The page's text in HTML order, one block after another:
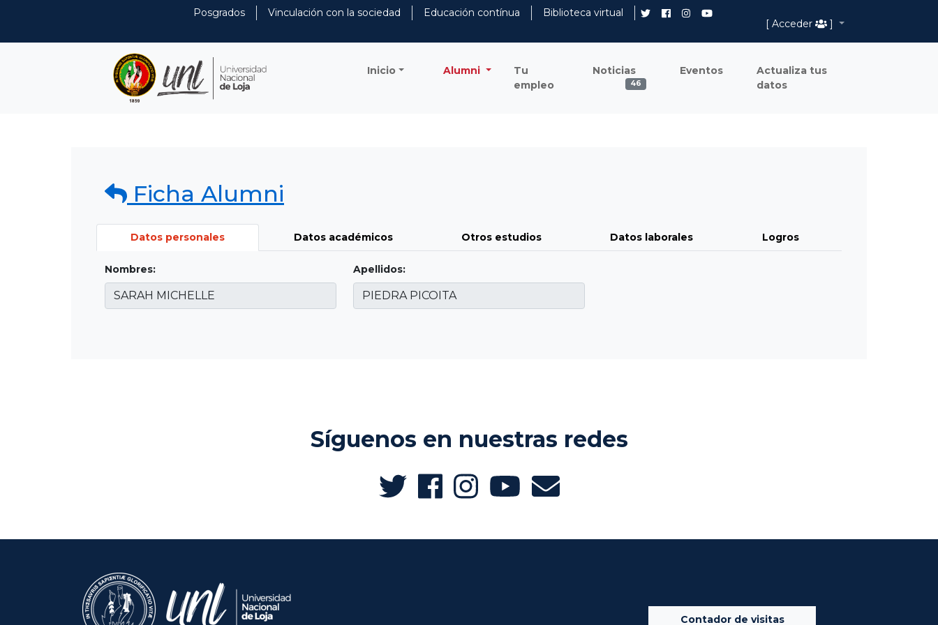
Posgrados Vinculación con la sociedad Educación contínua
Biblioteca virtual
[ Acceder
]
Inicio Alumni
Tu
empleo
Noticias
46
Eventos
Actualiza tus
datos
Ficha Alumni
Datos personales Datos académicos Otros estudios Datos laborales Logros
Nombres: Apellidos:
Síguenos en nuestras redes
Contador de visitas